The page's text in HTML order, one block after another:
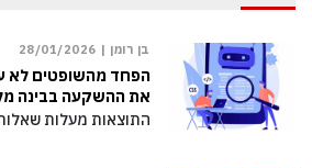
בן רומן | 28/01/2026
הפחד מהשופטים לא
את ההשקעה בבינה
התוצאות מעלות